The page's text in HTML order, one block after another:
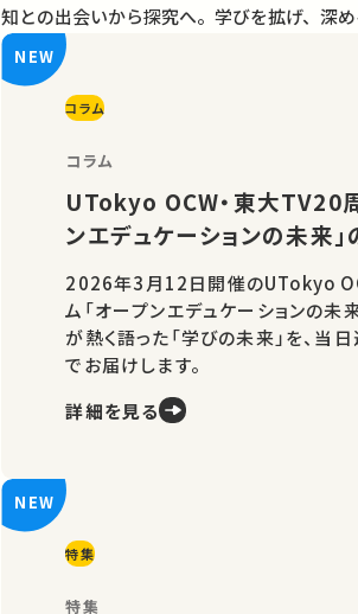
知との出会いから探究へ。学びを拡げ、深め
コラム
コラム
UTokyo OCW・東大TV20
ンエデュケーションの未来」
2026年3月12日開催のUTokyo
ム「オープンエデュケーションの未
が熱く語った「学びの未来」を、
でお届けします。
詳細を見る
特集
特集